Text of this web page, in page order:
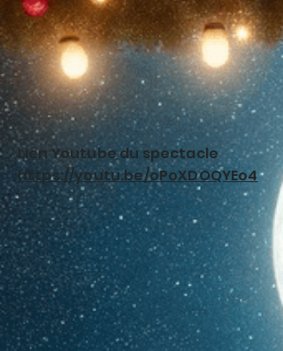
Lien Youtube du spectacle
https://youtu.be/oPoXDOQYEo4